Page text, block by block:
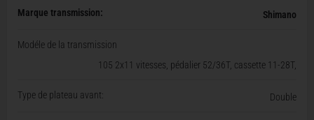
Marque transmission: Shimano
Modéle de la transmission
105 2x11 vitesses, pédalier 52/36T, cassette 11-28T,
Type de plateau avant: Double